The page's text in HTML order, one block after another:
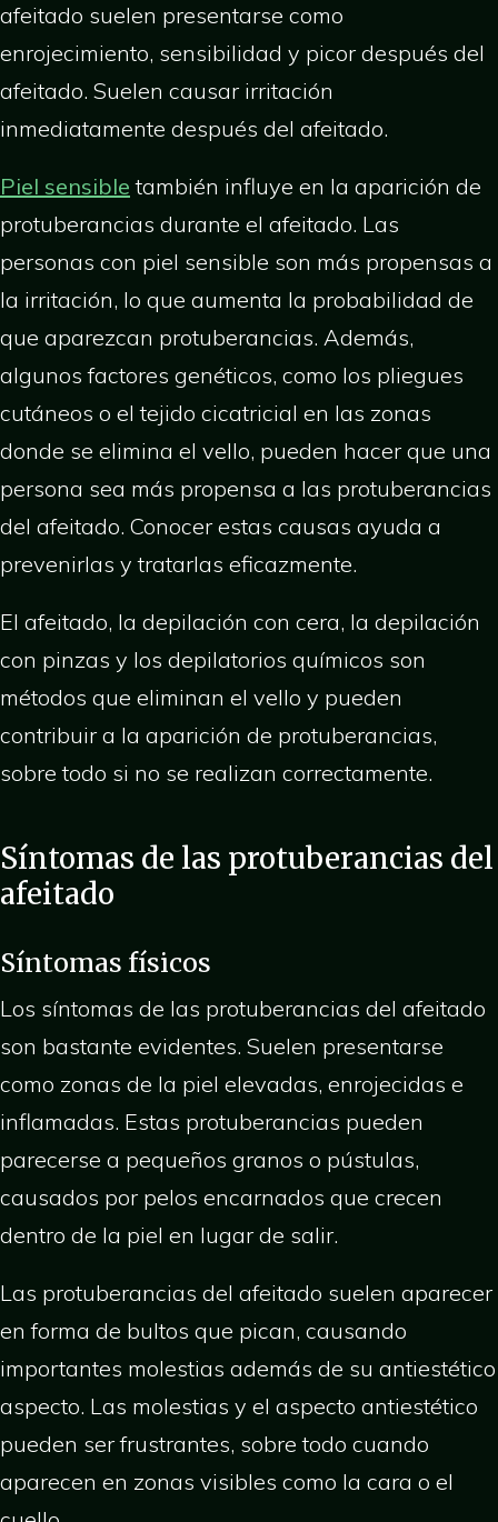
afeitado suelen presentarse como
enrojecimiento, sensibilidad y picor después del
afeitado. Suelen causar irritación
inmediatamente después del afeitado.
Piel sensible también influye en la aparición de
protuberancias durante el afeitado. Las
personas con piel sensible son más propensas a
la irritación, lo que aumenta la probabilidad de
que aparezcan protuberancias. Además,
algunos factores genéticos, como los pliegues
cutáneos o el tejido cicatricial en las zonas
donde se elimina el vello, pueden hacer que una
persona sea más propensa a las protuberancias
del afeitado. Conocer estas causas ayuda a
prevenirlas y tratarlas eficazmente.
El afeitado, la depilación con cera, la depilación
con pinzas y los depilatorios químicos son
métodos que eliminan el vello y pueden
contribuir a la aparición de protuberancias,
sobre todo si no se realizan correctamente.
Síntomas de las protuberancias del
afeitado
Síntomas físicos
Los síntomas de las protuberancias del afeitado
son bastante evidentes. Suelen presentarse
como zonas de la piel elevadas, enrojecidas e
inflamadas. Estas protuberancias pueden
parecerse a pequeños granos o pústulas,
causados por pelos encarnados que crecen
dentro de la piel en lugar de salir.
Las protuberancias del afeitado suelen aparecer
en forma de bultos que pican, causando
importantes molestias además de su antiestético
aspecto. Las molestias y el aspecto antiestético
pueden ser frustrantes, sobre todo cuando
aparecen en zonas visibles como la cara o el